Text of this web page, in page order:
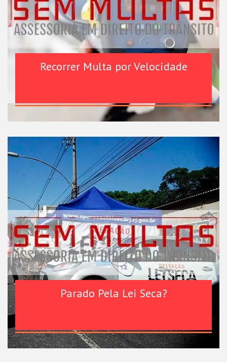
Recorrer Multa por Velocidade
Parado Pela Lei Seca?